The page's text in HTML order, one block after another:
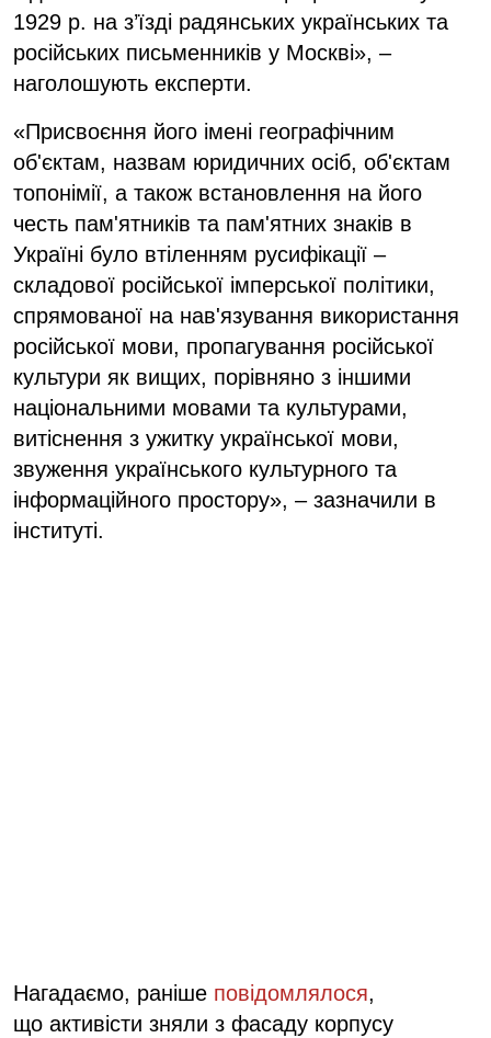
1929 р. на з’їзді радянських українських та
російських письменників у Москві», –
наголошують експерти.
«Присвоєння його імені географічним
об'єктам, назвам юридичних осіб, об'єктам
топонімії, а також встановлення на його
честь пам'ятників та пам'ятних знаків в
Україні було втіленням русифікації –
складової російської імперської політики,
спрямованої на нав'язування використання
російської мови, пропагування російської
культури як вищих, порівняно з іншими
національними мовами та культурами,
витіснення з ужитку української мови,
звуження українського культурного та
інформаційного простору», – зазначили в
інституті.
Нагадаємо, раніше повідомлялося,
що активісти зняли з фасаду корпусу